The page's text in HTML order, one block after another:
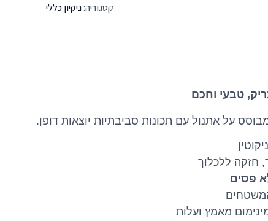
קטגוריה:ניקיון כללי
על אתנול עם תכונות סביבתיות יוצאות דופן.
פסים
מאמץ ועלות